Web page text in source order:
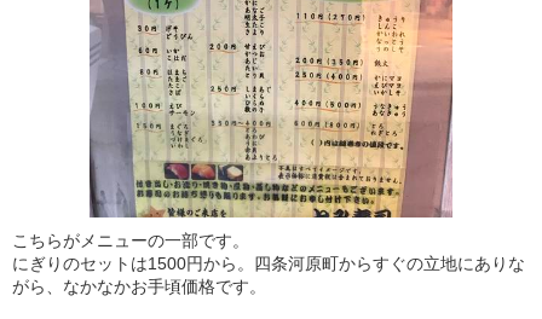
こちらがメニューの一部です。
にぎりのセットは1500円から。四条河原町からすぐの立地にありな
がら、なかなかお手頃価格です。